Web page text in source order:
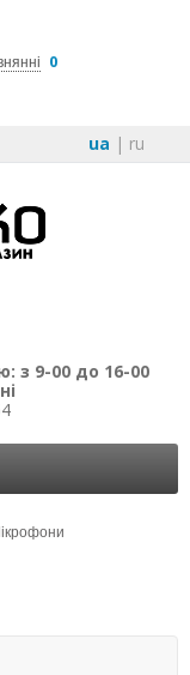
0
ua | ru
з 9-00 до 16-00